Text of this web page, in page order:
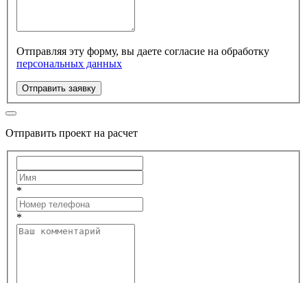
Отправляя эту форму, вы даете согласие на обработку
персональных данных
Отправить заявку
Отправить проект на расчет
*
*